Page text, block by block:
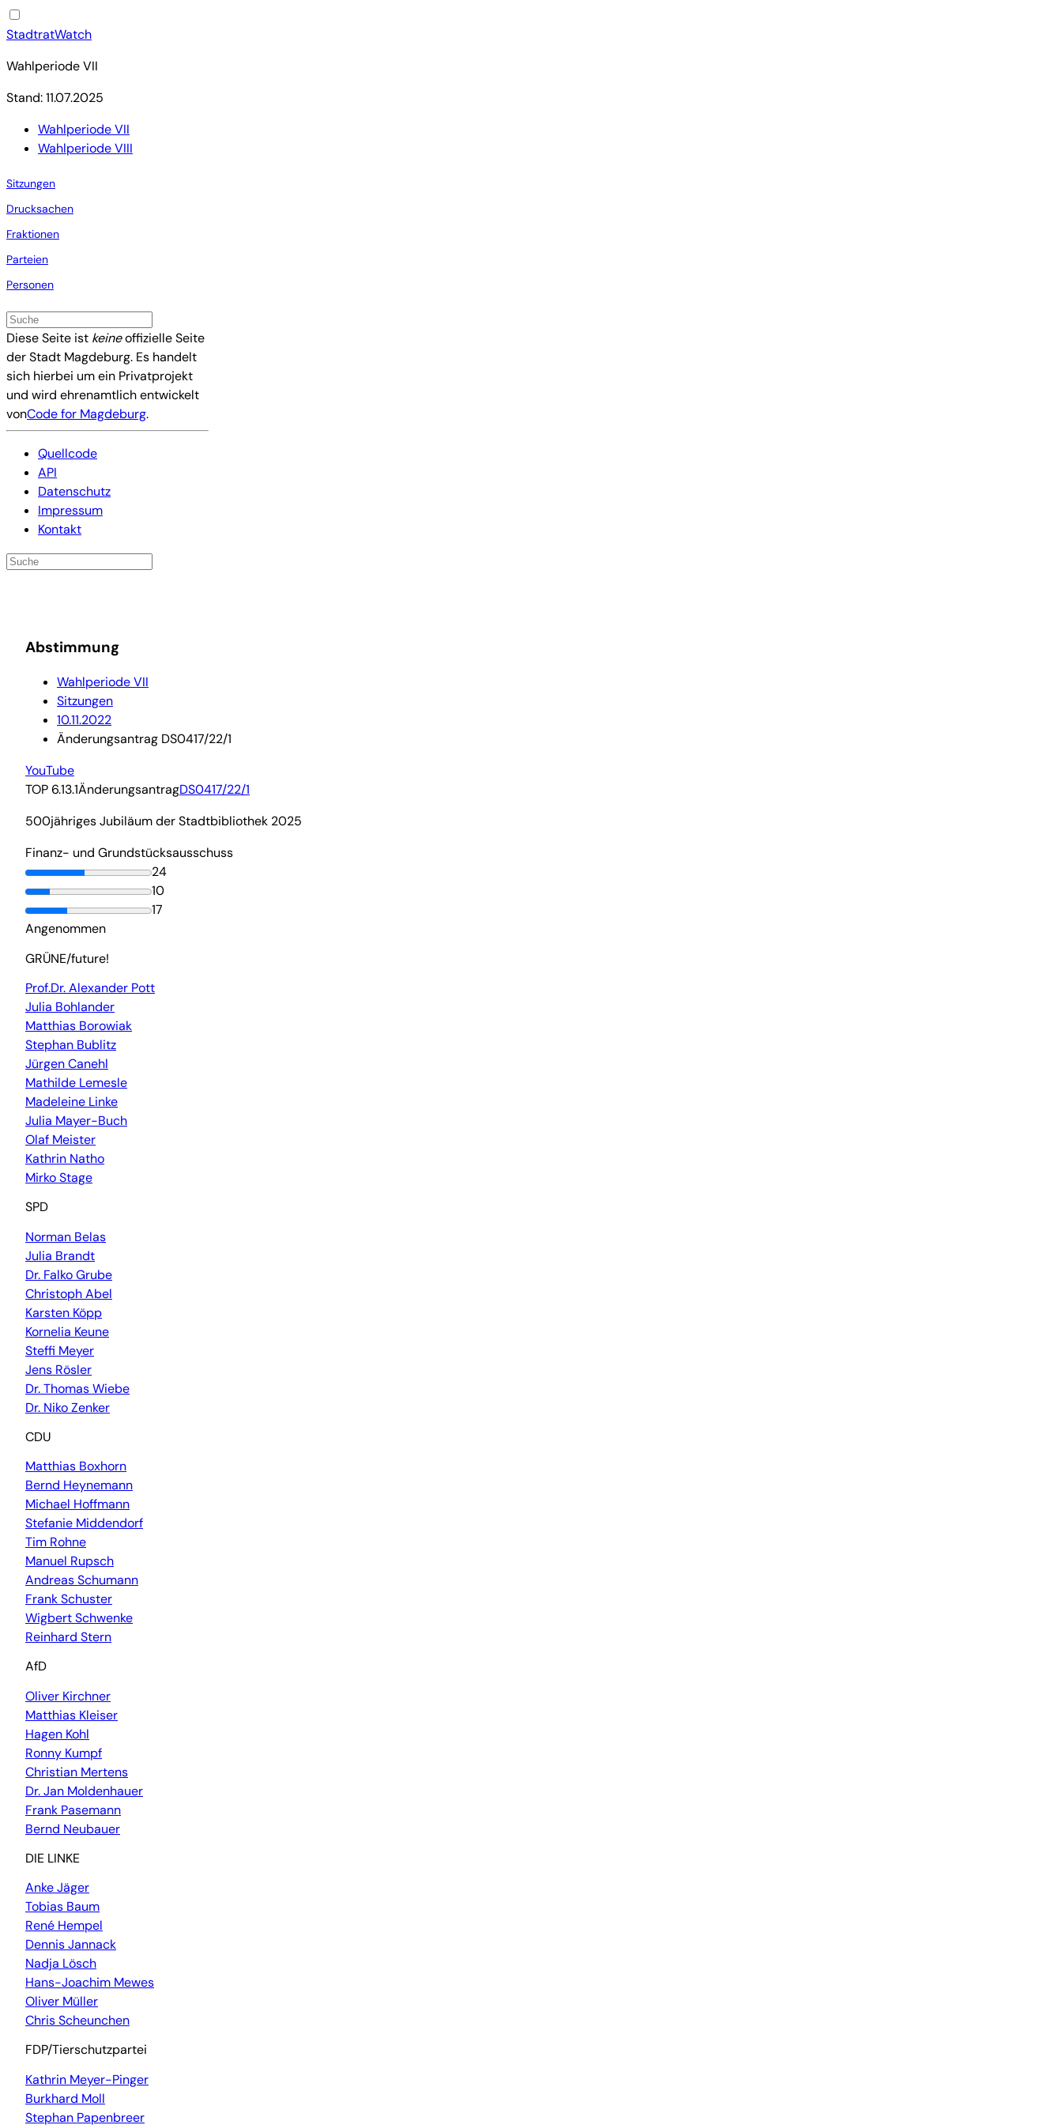
StadtratWatch
Wahlperiode VII
Stand: 11.07.2025
Wahlperiode VII
Wahlperiode VIII
Sitzungen
Drucksachen
Fraktionen
Parteien
Personen
Diese Seite ist keineoffizielle Seite
der Stadt Magdeburg. Es handelt
sich hierbei um ein Privatprojekt
und wird ehrenamtlich entwickelt
vonCode for Magdeburg.
Quellcode
API
Datenschutz
Impressum
Kontakt
Abstimmung
Wahlperiode VII
Sitzungen
10.11.2022
Änderungsantrag DS0417/22/1
YouTube
TOP 6.13.1ÄnderungsantragDS0417/22/1
500jähriges Jubiläum der Stadtbibliothek 2025
Finanz- und Grundstücksausschuss
24
10
17
Angenommen
GRÜNE/future!
Prof.Dr. Alexander Pott
Julia Bohlander
Matthias Borowiak
Stephan Bublitz
Jürgen Canehl
Mathilde Lemesle
Madeleine Linke
Julia Mayer-Buch
Olaf Meister
Kathrin Natho
Mirko Stage
SPD
Norman Belas
Julia Brandt
Dr. Falko Grube
Christoph Abel
Karsten Köpp
Kornelia Keune
Steffi Meyer
Jens Rösler
Dr. Thomas Wiebe
Dr. Niko Zenker
CDU
Matthias Boxhorn
Bernd Heynemann
Michael Hoffmann
Stefanie Middendorf
Tim Rohne
Manuel Rupsch
Andreas Schumann
Frank Schuster
Wigbert Schwenke
Reinhard Stern
AfD
Oliver Kirchner
Matthias Kleiser
Hagen Kohl
Ronny Kumpf
Christian Mertens
Dr. Jan Moldenhauer
Frank Pasemann
Bernd Neubauer
DIE LINKE
Anke Jäger
Tobias Baum
René Hempel
Dennis Jannack
Nadja Lösch
Hans-Joachim Mewes
Oliver Müller
Chris Scheunchen
FDP/Tierschutzpartei
Kathrin Meyer-Pinger
Burkhard Moll
Stephan Papenbreer